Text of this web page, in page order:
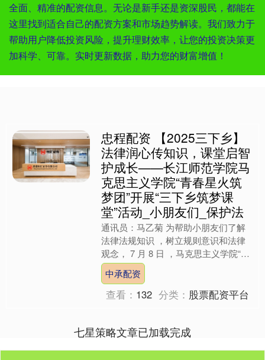
全面、精准的配资信息。无论是新手还是资深股民，都能在
这里找到适合自己的配资方案和市场趋势解读。我们致力于
帮助用户降低投资风险，提升理财效率，让您的投资决策更
加科学、可靠。实时更新数据，助力您的财富增值！
忠程配资 【2025三下乡】
法律润心传知识，课堂启智
护成长——长江师范学院马
克思主义学院“青春星火筑
梦团”开展“三下乡筑梦课
堂”活动_小朋友们_保护法
通讯员：马乙菊 为帮助小朋友们了解
法律法规知识 ，树立规则意识和法律
观念， 7 月 8 日 ，马克思主义学院“青
春星火筑梦团”在重庆市涪陵区南沱镇
南沱中学开展以....
中承配资
查看： 132 分类： 股票配资平台
七星策略文章已加载完成